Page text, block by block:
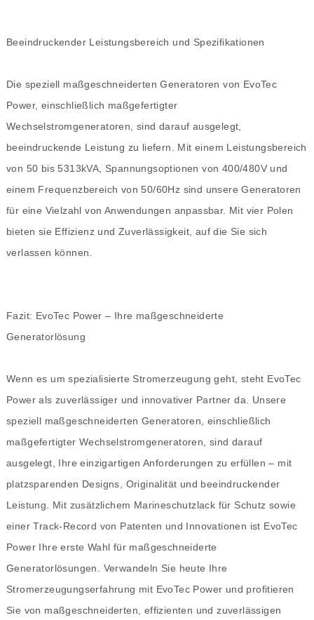
Beeindruckender Leistungsbereich und Spezifikationen
Die speziell maßgeschneiderten Generatoren von EvoTec
Power, einschließlich maßgefertigter
Wechselstromgeneratoren, sind darauf ausgelegt,
beeindruckende Leistung zu liefern. Mit einem Leistungsbereich
von 50 bis 5313kVA, Spannungsoptionen von 400/480V und
einem Frequenzbereich von 50/60Hz sind unsere Generatoren
für eine Vielzahl von Anwendungen anpassbar. Mit vier Polen
bieten sie Effizienz und Zuverlässigkeit, auf die Sie sich
verlassen können.
Fazit: EvoTec Power – Ihre maßgeschneiderte
Generatorlösung
Wenn es um spezialisierte Stromerzeugung geht, steht EvoTec
Power als zuverlässiger und innovativer Partner da. Unsere
speziell maßgeschneiderten Generatoren, einschließlich
maßgefertigter Wechselstromgeneratoren, sind darauf
ausgelegt, Ihre einzigartigen Anforderungen zu erfüllen – mit
platzsparenden Designs, Originalität und beeindruckender
Leistung. Mit zusätzlichem Marineschutzlack für Schutz sowie
einer Track-Record von Patenten und Innovationen ist EvoTec
Power Ihre erste Wahl für maßgeschneiderte
Generatorlösungen. Verwandeln Sie heute Ihre
Stromerzeugungserfahrung mit EvoTec Power und profitieren
Sie von maßgeschneiderten, effizienten und zuverlässigen